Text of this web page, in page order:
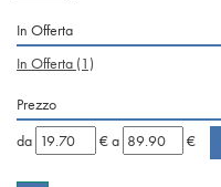
In Offerta
In Offerta (1)
Prezzo
filtra
da € filtra
a €